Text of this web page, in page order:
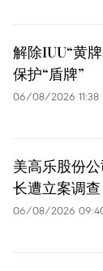
解除IUU“黄
保护“盾牌”
06/08/2026 11:38
美高乐股份
长遭立案调查
06/08/2026